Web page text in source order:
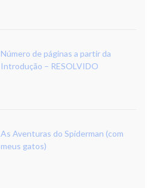
Número de páginas a partir da
Introdução – RESOLVIDO
As Aventuras do Spiderman (com
meus gatos)